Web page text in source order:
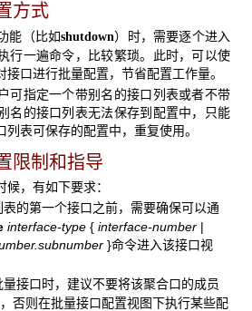
方式
能（比如shutdown）时，需要逐个进入
行一遍命令，比较繁琐。此时，可以使
口进行批量配置，节省配置工作量。
可指定一个带别名的接口列表或者不带
名的接口列表无法保存到配置中，只能
表可保存的配置中，重复使用。
限制和指导
，有如下要求：
的第一个接口之前，需要确保可以通
interface-type { interface-number |
}命令进入该接口视
接口时，建议不要将该聚合口的成员
否则在批量接口配置视图下执行某些配